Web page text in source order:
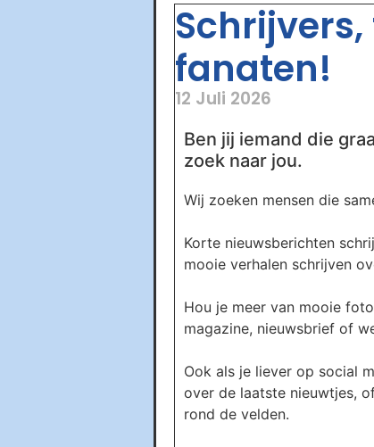
fanaten!
12 Juli 2026
Ben jij iemand die
zoek naar jou.
Wij zoeken mensen die
Korte nieuwsberichten
mooie verhalen schrijven
Hou je meer van mooie
magazine, nieuwsbrief of
Ook als je liever op social
over de laatste nieuwtjes,
rond de velden.